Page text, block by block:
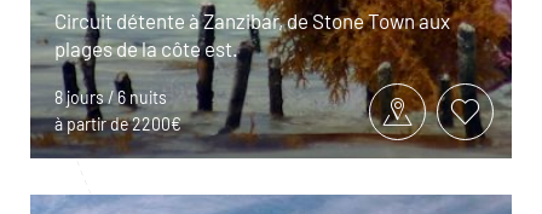
Circuit détente à Zanzibar, de Stone Town aux
plages de la côte est.
8 jours / 6 nuits
à partir de 2200€